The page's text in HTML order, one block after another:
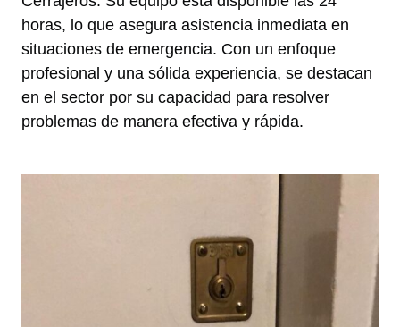
horas, lo que asegura asistencia inmediata en
situaciones de emergencia. Con un enfoque
profesional y una sólida experiencia, se destacan
en el sector por su capacidad para resolver
problemas de manera efectiva y rápida.